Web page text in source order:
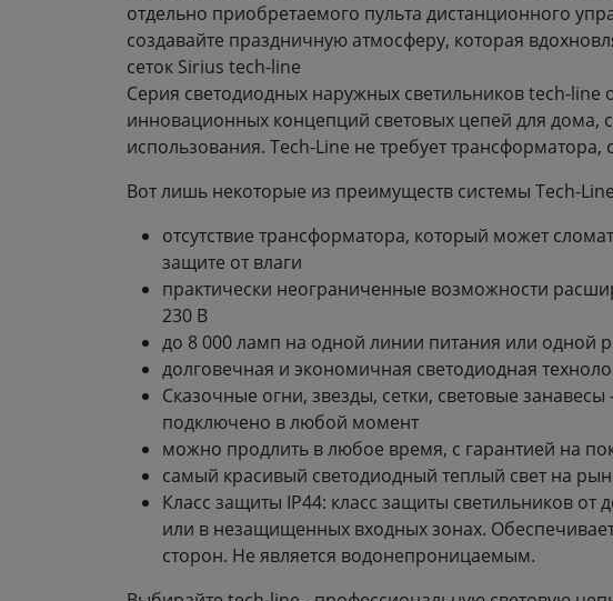
отдельно приобретаемого пульта дистанционного
создавайте праздничную атмосферу, которая
сеток Sirius tech-line
Серия светодиодных наружных светильников tech-line
инновационных концепций световых цепей для дома,
использования. Tech-Line не требует трансформатора,
Вот лишь некоторые из преимуществ системы Tech-
отсутствие трансформатора, который может
защите от влаги
практически неограниченные возможности
230 В
до 8 000 ламп на одной линии питания или одной
долговечная и экономичная светодиодная
Сказочные огни, звезды, сетки, световые
подключено в любой момент
можно продлить в любое время, с гарантией на
самый красивый светодиодный теплый свет на
Класс защиты IP44: класс защиты светильников
или в незащищенных входных зонах.
сторон. Не является водонепроницаемым.